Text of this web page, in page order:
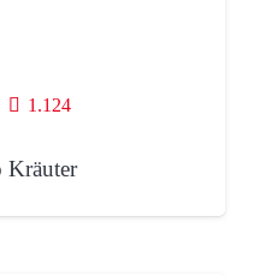
1.124
Kräuter